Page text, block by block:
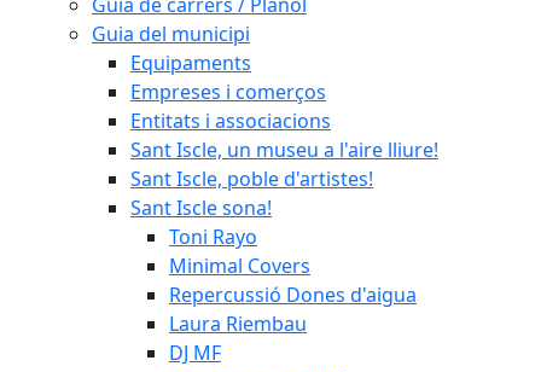
Guia del municipi
Equipaments
Empreses i comerços
Entitats i associacions
Sant Iscle, un museu a l'aire lliure!
Sant Iscle, poble d'artistes!
Sant Iscle sona!
Toni Rayo
Minimal Covers
Repercussió Dones d'aigua
Laura Riembau
DJ MF